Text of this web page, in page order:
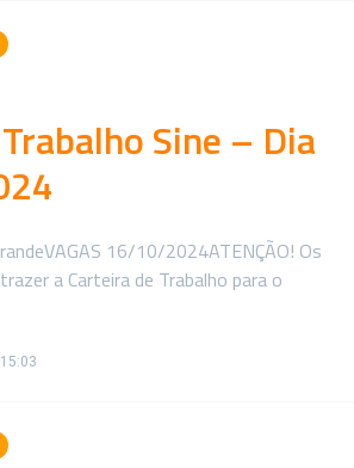
Sine – Dia
16/10/2024ATENÇÃO! Os
a Carteira de Trabalho para o